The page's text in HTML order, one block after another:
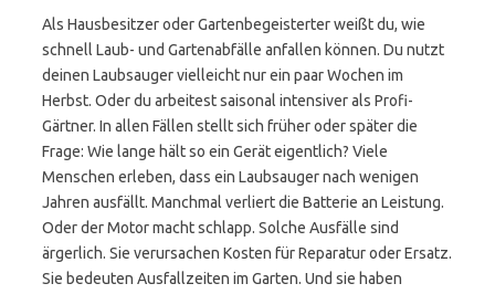
Als Hausbesitzer oder Gartenbegeisterter weißt du, wie
schnell Laub- und Gartenabfälle anfallen können. Du nutzt
deinen Laubsauger vielleicht nur ein paar Wochen im
Herbst. Oder du arbeitest saisonal intensiver als Profi-
Gärtner. In allen Fällen stellt sich früher oder später die
Frage: Wie lange hält so ein Gerät eigentlich? Viele
Menschen erleben, dass ein Laubsauger nach wenigen
Jahren ausfällt. Manchmal verliert die Batterie an Leistung.
Oder der Motor macht schlapp. Solche Ausfälle sind
ärgerlich. Sie verursachen Kosten für Reparatur oder Ersatz.
Sie bedeuten Ausfallzeiten im Garten. Und sie haben